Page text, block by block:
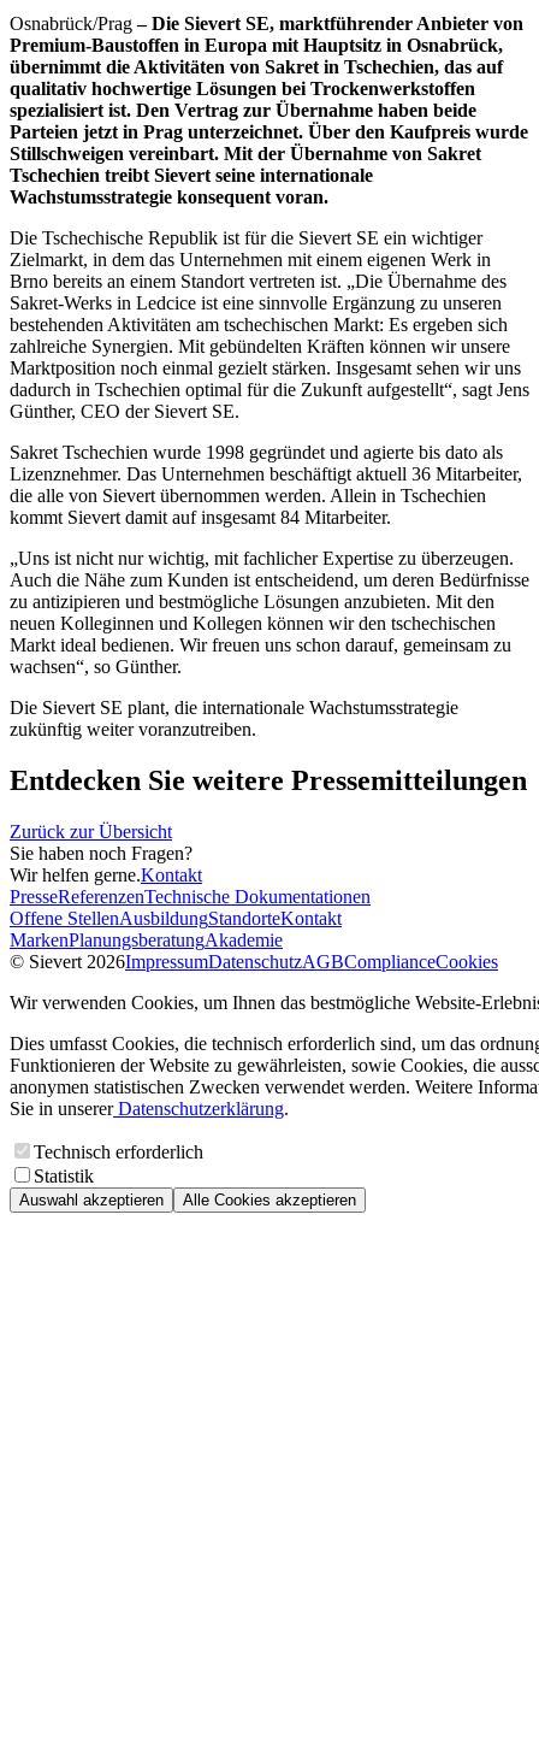
Osnabrück/Prag– Die Sievert SE, marktführender Anbieter von
Premium-Baustoffen in Europa mit Hauptsitz in Osnabrück,
übernimmt die Aktivitäten von Sakret in Tschechien, das auf
qualitativ hochwertige Lösungen bei Trockenwerkstoffen
spezialisiert ist. Den Vertrag zur Übernahme haben beide
Parteien jetzt in Prag unterzeichnet. Über den Kaufpreis wurde
Stillschweigen vereinbart. Mit der Übernahme von Sakret
Tschechien treibt Sievert seine internationale
Wachstumsstrategie konsequent voran.
Die Tschechische Republik ist für die Sievert SE ein wichtiger
Zielmarkt, in dem das Unternehmen mit einem eigenen Werk in
Brno bereits an einem Standort vertreten ist. „Die Übernahme des
Sakret-Werks in Ledcice ist eine sinnvolle Ergänzung zu unseren
bestehenden Aktivitäten am tschechischen Markt: Es ergeben sich
zahlreiche Synergien. Mit gebündelten Kräften können wir unsere
Marktposition noch einmal gezielt stärken. Insgesamt sehen wir uns
dadurch in Tschechien optimal für die Zukunft aufgestellt“, sagt Jens
Günther, CEO der Sievert SE.
Sakret Tschechien wurde 1998 gegründet und agierte bis dato als
Lizenznehmer. Das Unternehmen beschäftigt aktuell 36 Mitarbeiter,
die alle von Sievert übernommen werden. Allein in Tschechien
kommt Sievert damit auf insgesamt 84 Mitarbeiter.
„Uns ist nicht nur wichtig, mit fachlicher Expertise zu überzeugen.
Auch die Nähe zum Kunden ist entscheidend, um deren Bedürfnisse
zu antizipieren und bestmögliche Lösungen anzubieten. Mit den
neuen Kolleginnen und Kollegen können wir den tschechischen
Markt ideal bedienen. Wir freuen uns schon darauf, gemeinsam zu
wachsen“, so Günther.
Die Sievert SE plant, die internationale Wachstumsstrategie
zukünftig weiter voranzutreiben.
Entdecken Sie weitere Pressemitteilungen
Zurück zur Übersicht
Sie haben noch Fragen?
Wir helfen gerne.Kontakt
PresseReferenzenTechnische Dokumentationen
Offene StellenAusbildungStandorteKontakt
MarkenPlanungsberatungAkademie
© Sievert 2026ImpressumDatenschutzAGBComplianceCookies
Wir verwenden Cookies, um Ihnen das bestmögliche Website-
Dies umfasst Cookies, die technisch erforderlich sind, um das
Funktionieren der Website zu gewährleisten, sowie Cookies, die
anonymen statistischen Zwecken verwendet werden. Weitere
Sie in unsererDatenschutzerklärung.
Technisch erforderlich
Statistik
Auswahl akzeptieren Alle Cookies akzeptieren